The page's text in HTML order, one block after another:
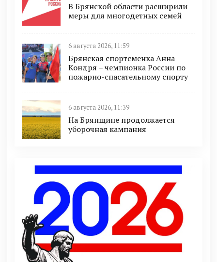
В Брянской области расширили
меры для многодетных семей
6 августа 2026, 11:59
Брянская спортсменка Анна
Кондря – чемпионка России по
пожарно-спасательному спорту
6 августа 2026, 11:39
На Брянщине продолжается
уборочная кампания